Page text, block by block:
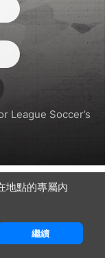
League Soccer’s
地點的專屬內
繼續